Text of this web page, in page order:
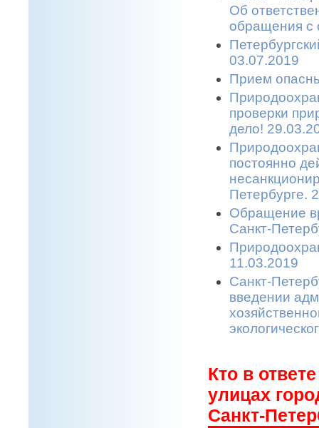
Об
обращения с
03.07.2019
Прием
проверки
дело!
постоянно
Петербурге.
Обращение
Санкт-
11.03.2019
Санкт-
введении
Кто в
улицах
Санкт-